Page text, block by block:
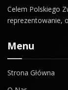
Celem Polskiego
reprezentowanie,
Menu
Strona Główna